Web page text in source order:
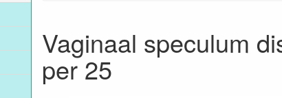
Vaginaal speculum
per 25